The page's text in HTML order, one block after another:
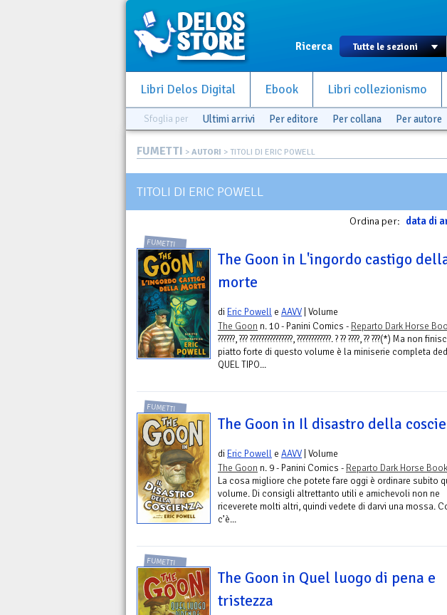
Ricerca
Libri Delos Digital Ebook Libri collezionismo
Sfoglia per Ultimi arrivi Per editore Per collana Per autore
FUMETTI > AUTORI > TITOLI DI ERIC POWELL
TITOLI DI ERIC POWELL
Ordina per: data di
FUMETTI
The Goon in L'ingordo castigo
morte
di Eric Powell e AAVV | Volume
The Goon n. 10 - Panini Comics - Reparto Dark Horse
??????, ??? ???????????????, ????????????. ? ?? ????, ?? ???(*) Ma non
piatto forte di questo volume è la miniserie completa
QUEL TIPO...
FUMETTI
The Goon in Il disastro della
di Eric Powell e AAVV | Volume
The Goon n. 9 - Panini Comics - Reparto Dark Horse
La cosa migliore che potete fare oggi è ordinare subito
volume. Di consigli altrettanto utili e amichevoli non ne
riceverete molti altri, quindi vedete di darvi una mossa.
c’è...
FUMETTI
The Goon in Quel luogo di pena e
tristezza